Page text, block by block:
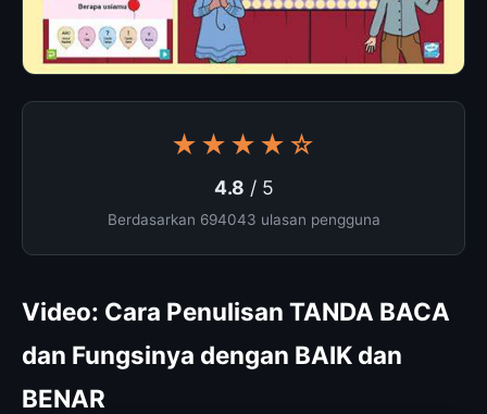
★★★★☆
4.8 / 5
Berdasarkan 694043 ulasan pengguna
Video: Cara Penulisan TANDA BACA
dan Fungsinya dengan BAIK dan
BENAR